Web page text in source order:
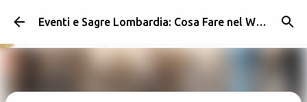
Passa ai contenuti principali Eventi e Sagre Lombardia: Cosa Fare nel Weekend | Weekendidea